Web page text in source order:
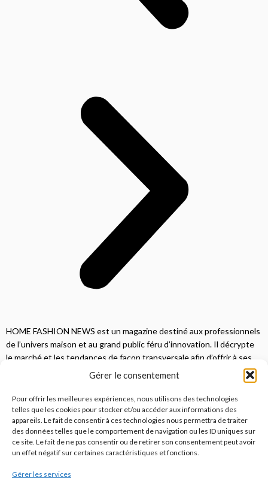
Gérer le consentement
Pour offrir les meilleures expériences, nous utilisons des technologies
telles que les cookies pour stocker et/ou accéder aux informations des
appareils. Le fait de consentir à ces technologies nous permettra de traiter
des données telles que le comportement de navigation ou les ID uniques sur
ce site. Le fait de ne pas consentir ou de retirer son consentement peut avoir
un effet négatif sur certaines caractéristiques et fonctions.
Gérer les services
HOME FASHION NEWS est un magazine destiné aux professionnels
de l’univers maison et au grand public féru d’innovation. Il décrypte
le marché et les tendances de façon transversale afin d’offrir à ses
lecteurs une vision complète.
JE M'ABONNE